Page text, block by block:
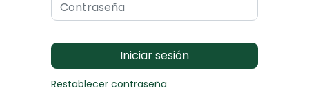
Iniciar sesión
Restablecer contraseña